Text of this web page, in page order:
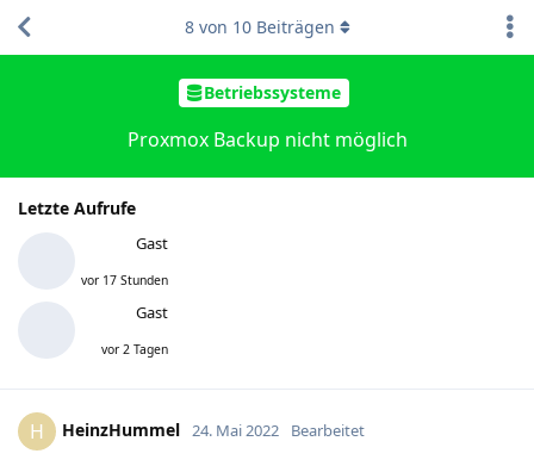
Betriebssysteme
Proxmox Backup nicht möglich
Letzte Aufrufe
Gast
vor 17 Stunden
Gast
vor 2 Tagen
8von 10Beiträgen
H HeinzHummel 24. Mai 2022 Bearbeitet